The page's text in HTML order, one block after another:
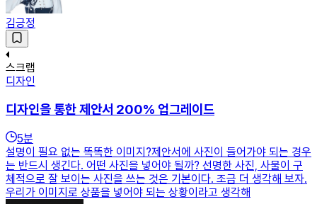
김긍정
스크랩
디자인
디자인을 통한 제안서 200% 업그레이드
5분
설명이 필요 없는 똑똑한 이미지?제안서에 사진이 들어가야 되는 경우
는 반드시 생긴다. 어떤 사진을 넣어야 될까? 선명한 사진, 사물이 구
체적으로 잘 보이는 사진을 쓰는 것은 기본이다. 조금 더 생각해 보자.
우리가 이미지로 상품을 넣어야 되는 상황이라고 생각해